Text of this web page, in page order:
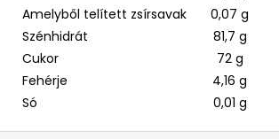
Amelyből telített zsírsavak
0,07 g
Szénhidrát
81,7 g
Cukor
72 g
Fehérje
4,16 g
Só
0,01 g